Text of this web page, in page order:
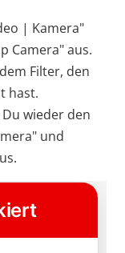
| Kamera"
Camera" aus.
Filter, den
hast.
wieder den
und